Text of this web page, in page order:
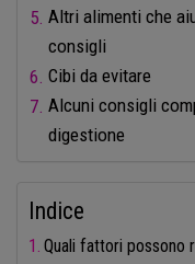
Altri alimenti che
consigli
Cibi da evitare
Alcuni consigli
digestione
Indice
Quali fattori possono